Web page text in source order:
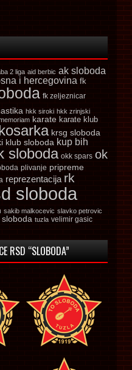
2 liga aid berbic ak sloboda
i hercegovina fk
fk zeljeznicar
hkk siroki hkk zrinjski
karate karate klub
krsg sloboda
klub sloboda kup bih
sloboda okk spars ok
plivanje pripreme
reprezentacija rk
sloboda
sakib malkocevic slavko petrovic
sloboda tuzla velimir gasic
RSD “SLOBODA”